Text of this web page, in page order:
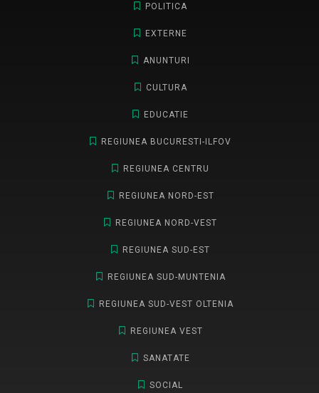
POLITICA
EXTERNE
ANUNTURI
CULTURA
EDUCATIE
REGIUNEA BUCURESTI-ILFOV
REGIUNEA CENTRU
REGIUNEA NORD-EST
REGIUNEA NORD-VEST
REGIUNEA SUD-EST
REGIUNEA SUD-MUNTENIA
REGIUNEA SUD-VEST OLTENIA
REGIUNEA VEST
SANATATE
SOCIAL